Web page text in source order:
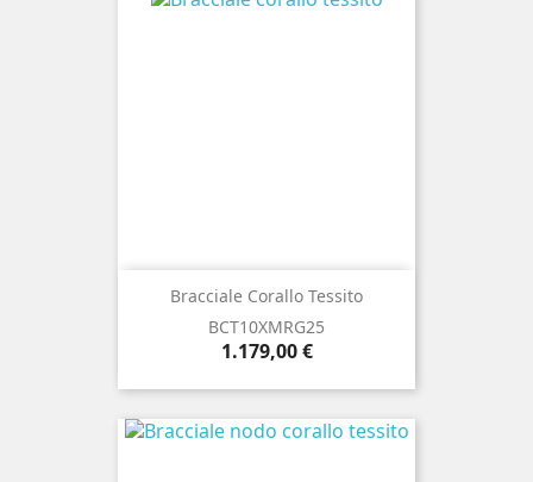
Bracciale Corallo Tessito
BCT10XMRG25
Prezzo
1.179,00 €